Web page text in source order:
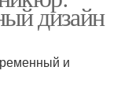
дизайн
и